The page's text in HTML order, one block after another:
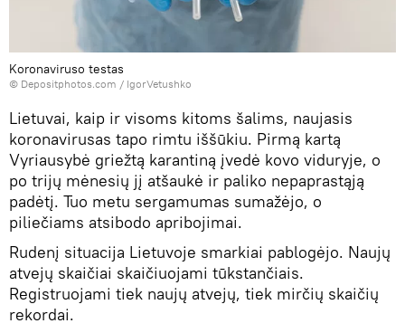
Koronaviruso testas
© Depositphotos.com / IgorVetushko
Lietuvai, kaip ir visoms kitoms šalims, naujasis
koronavirusas tapo rimtu iššūkiu. Pirmą kartą
Vyriausybė griežtą karantiną įvedė kovo viduryje, o
po trijų mėnesių jį atšaukė ir paliko nepaprastąją
padėtį. Tuo metu sergamumas sumažėjo, o
piliečiams atsibodo apribojimai.
Rudenį situacija Lietuvoje smarkiai pablogėjo. Naujų
atvejų skaičiai skaičiuojami tūkstančiais.
Registruojami tiek naujų atvejų, tiek mirčių skaičių
rekordai.